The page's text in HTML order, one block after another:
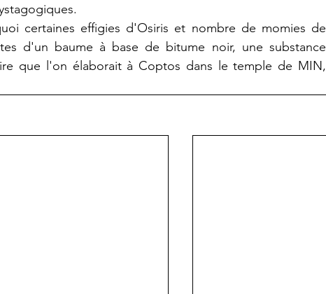
certaines effigies d'Osiris et nombre de momies de
d'un baume à base de bitume noir, une substance
que l'on élaborait à Coptos dans le temple de MIN,